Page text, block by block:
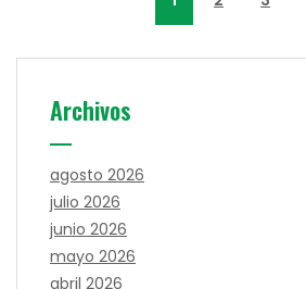
Archivos
agosto 2026
julio 2026
junio 2026
mayo 2026
abril 2026